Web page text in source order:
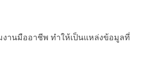
งานมืออาชีพ ทำให้เป็นแหล่งข้อมูลที่